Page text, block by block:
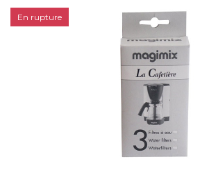
En rupture